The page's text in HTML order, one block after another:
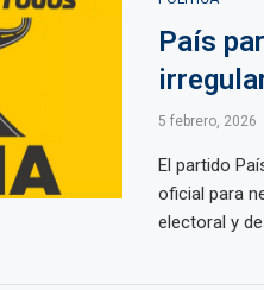
País
5 febrero, 2026
El partido
oficial para
electoral y